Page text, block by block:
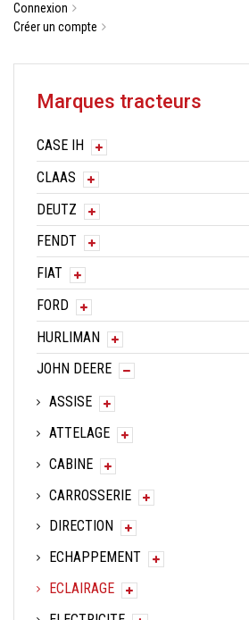
Connexion
Créer un compte
Marques tracteurs
CASE IH
CLAAS
DEUTZ
FENDT
FIAT
FORD
HURLIMAN
JOHN DEERE
ASSISE
ATTELAGE
CABINE
CARROSSERIE
DIRECTION
ECHAPPEMENT
ECLAIRAGE